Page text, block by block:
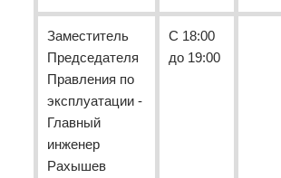
Заместитель
Председателя
Правления по
эксплуатации -
Главный
инженер
Рахышев
С 18:00
до 19:00